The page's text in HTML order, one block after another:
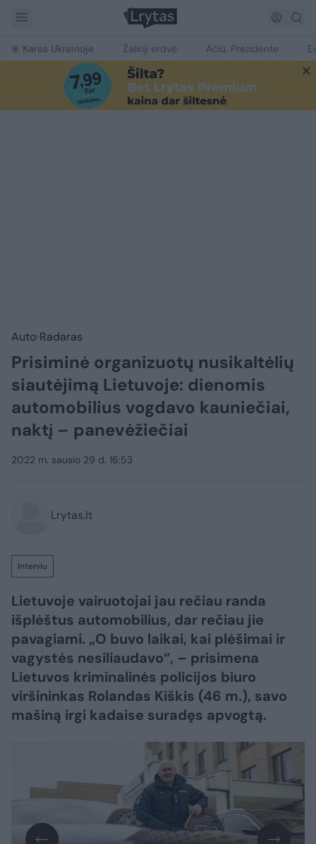
Karas Ukrainoje Žalioji erdvė Ačiū, Prezidente
Auto Radaras
Prisiminė organizuotų nusikaltėlių
siautėjimą Lietuvoje: dienomis
automobilius vogdavo kauniečiai,
naktį – panevėžiečiai
2022 m. sausio 29 d. 16:53
Lrytas.lt
Interviu
Lietuvoje vairuotojai jau rečiau randa
išplėštus automobilius, dar rečiau jie
pavagiami. „O buvo laikai, kai plėšimai ir
vagystės nesiliaudavo“, – prisimena
Lietuvos kriminalinės policijos biuro
viršininkas Rolandas Kiškis (46 m.), savo
mašiną irgi kadaise suradęs apvogtą.